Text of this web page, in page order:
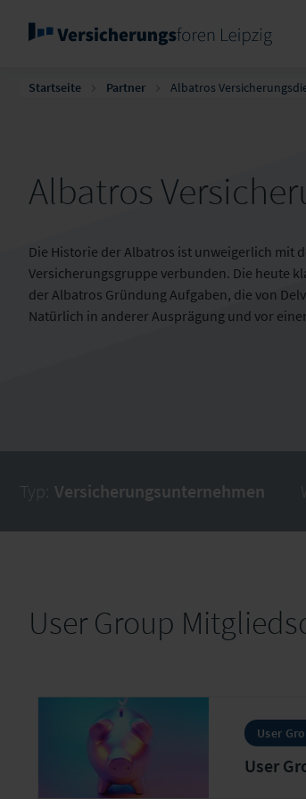
Startseite Partner Albatros
Albatros
Die Historie der Albatros ist unweigerlich mit
Versicherungsgruppe verbunden. Die heute
der Albatros Gründung Aufgaben, die von
Natürlich in anderer Ausprägung und vor
Typ: Versicherungsunternehmen
User Group
User
User